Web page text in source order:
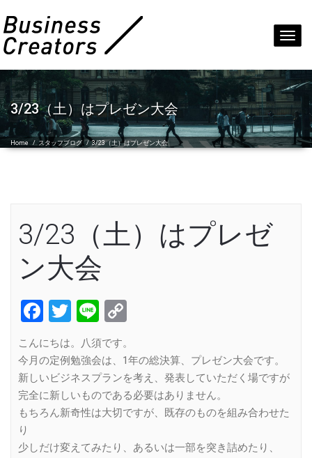
3/23（土）はプレゼン大会
Home / スタッフブログ /3/23（土）はプレゼン大会
3/23（土）はプレゼ
ン大会
Facebook
Twitter
Line
こんにちは。八須です。
今月の定例勉強会は、1年の総決算、プレゼン大会です。
新しいビジネスプランを考え、発表していただく場ですが
完全に新しいものである必要はありません。
もちろん新奇性は大切ですが、既存のものを組み合わせた
り
少しだけ変えてみたり、あるいは一部を突き詰めたり、